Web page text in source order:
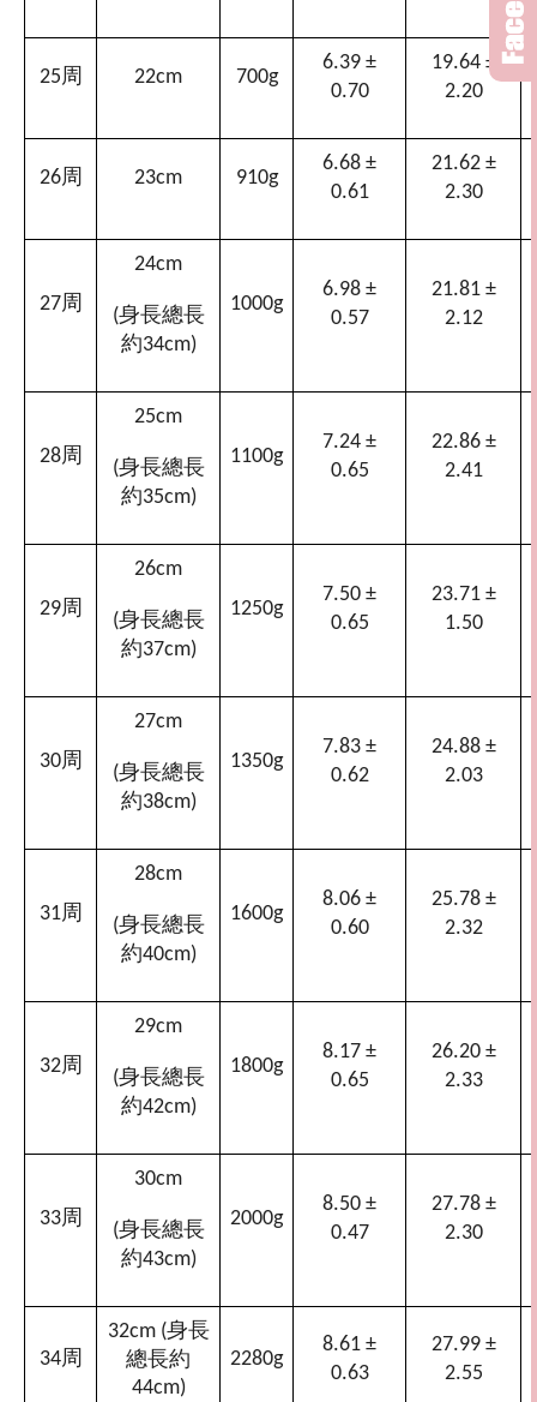
25周 22cm 700g
6.39 ±
0.70
19.64 ±
2.20
26周 23cm 910g
6.68 ±
0.61
21.62 ±
2.30
27周
24cm
(身長總長
約34cm)
1000g
6.98 ±
0.57
21.81 ±
2.12
28周
25cm
(身長總長
約35cm)
1100g
7.24 ±
0.65
22.86 ±
2.41
29周
26cm
(身長總長
約37cm)
1250g
7.50 ±
0.65
23.71 ±
1.50
30周
27cm
(身長總長
約38cm)
1350g
7.83 ±
0.62
24.88 ±
2.03
31周
28cm
(身長總長
約40cm)
1600g
8.06 ±
0.60
25.78 ±
2.32
32周
29cm
(身長總長
約42cm)
1800g
8.17 ±
0.65
26.20 ±
2.33
33周
30cm
(身長總長
約43cm)
2000g
8.50 ±
0.47
27.78 ±
2.30
34周
32cm (身長
總長約
44cm)
2280g
8.61 ±
0.63
27.99 ±
2.55